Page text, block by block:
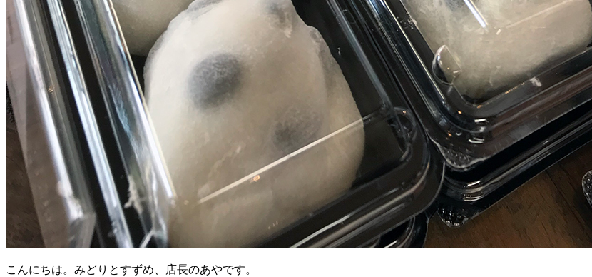
こんにちは。みどりとすずめ、店長のあやです。